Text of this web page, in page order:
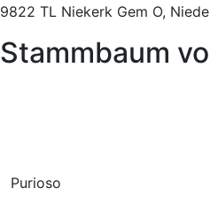
9822 TL Niekerk Gem O,
Stammbaum
Purioso